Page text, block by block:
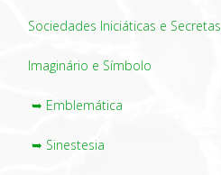
Sociedades Iniciáticas e Secretas
Imaginário e Símbolo
➥ Emblemática
➥ Sinestesia